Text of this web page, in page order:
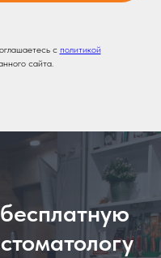
с политикой
сайта.